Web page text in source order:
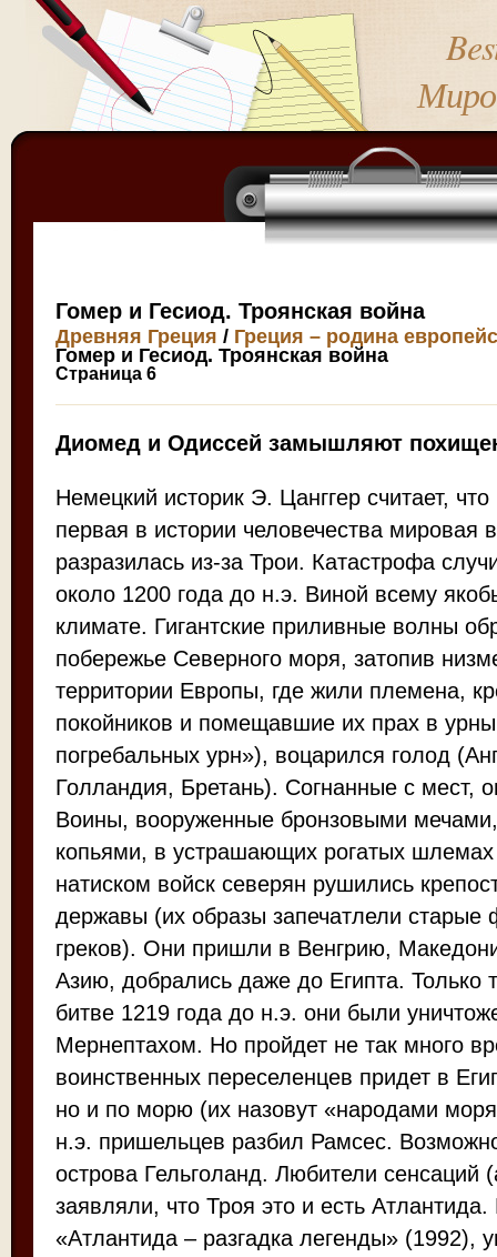
Гомер и Гесиод. Троянская война
Древняя Греция / Греция – родина
Гомер и Гесиод. Троянская война
Страница 6
Диомед и Одиссей замышляют
Немецкий историк Э. Цанггер считает,
первая в истории человечества мировая
разразилась из-за Трои. Катастрофа
около 1200 года до н.э. Виной всему
климате. Гигантские приливные волны
побережье Северного моря, затопив
территории Европы, где жили племена,
покойников и помещавшие их прах в урны
погребальных урн»), воцарился голод
Голландия, Бретань). Согнанные с мест,
Воины, вооруженные бронзовыми
копьями, в устрашающих рогатых
натиском войск северян рушились
державы (их образы запечатлели старые
греков). Они пришли в Венгрию,
Азию, добрались даже до Египта. Только
битве 1219 года до н.э. они были
Мернептахом. Но пройдет не так много
воинственных переселенцев придет в
но и по морю (их назовут «народами
н.э. пришельцев разбил Рамсес.
острова Гельголанд. Любители сенсаций
заявляли, что Троя это и есть Атлантида.
«Атлантида – разгадка легенды» (1992),